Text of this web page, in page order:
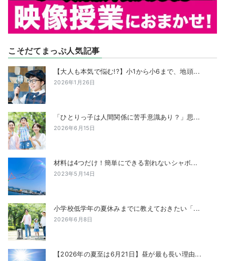
こそだてまっぷ人気記事
【大人も本気で悩む!?】小1から小6まで、地頭...
2026年1月26日
「ひとりっ子は人間関係に苦手意識あり？」思...
2026年6月15日
材料は4つだけ！簡単にできる割れないシャボ...
2023年5月14日
小学校低学年の夏休みまでに教えておきたい「...
2026年6月8日
【2026年の夏至は6月21日】昼が最も長い理由...